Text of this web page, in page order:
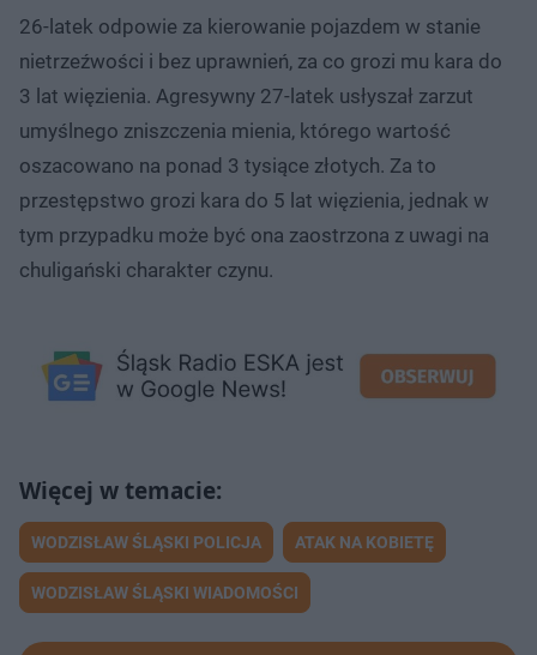
26-latek odpowie za kierowanie pojazdem w stanie
nietrzeźwości i bez uprawnień, za co grozi mu kara do
3 lat więzienia. Agresywny 27-latek usłyszał zarzut
umyślnego zniszczenia mienia, którego wartość
oszacowano na ponad 3 tysiące złotych. Za to
przestępstwo grozi kara do 5 lat więzienia, jednak w
tym przypadku może być ona zaostrzona z uwagi na
chuligański charakter czynu.
WODZISŁAW ŚLĄSKI POLICJA ATAK NA KOBIETĘ
WODZISŁAW ŚLĄSKI WIADOMOŚCI